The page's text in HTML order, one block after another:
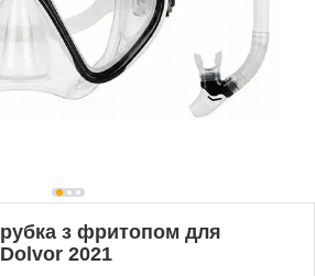
з фритопом для
2021